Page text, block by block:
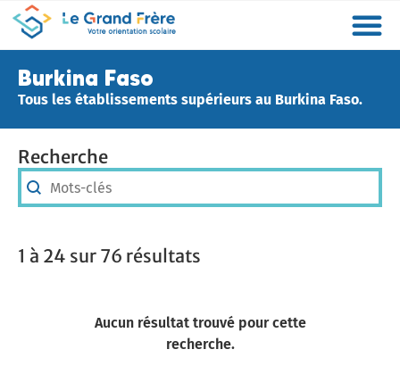
Burkina Faso
Tous les établissements supérieurs au Burkina Faso.
Recherche
Recherche
Recherche
1 à 24 sur 76 résultats
Aucun résultat trouvé pour cette
recherche.